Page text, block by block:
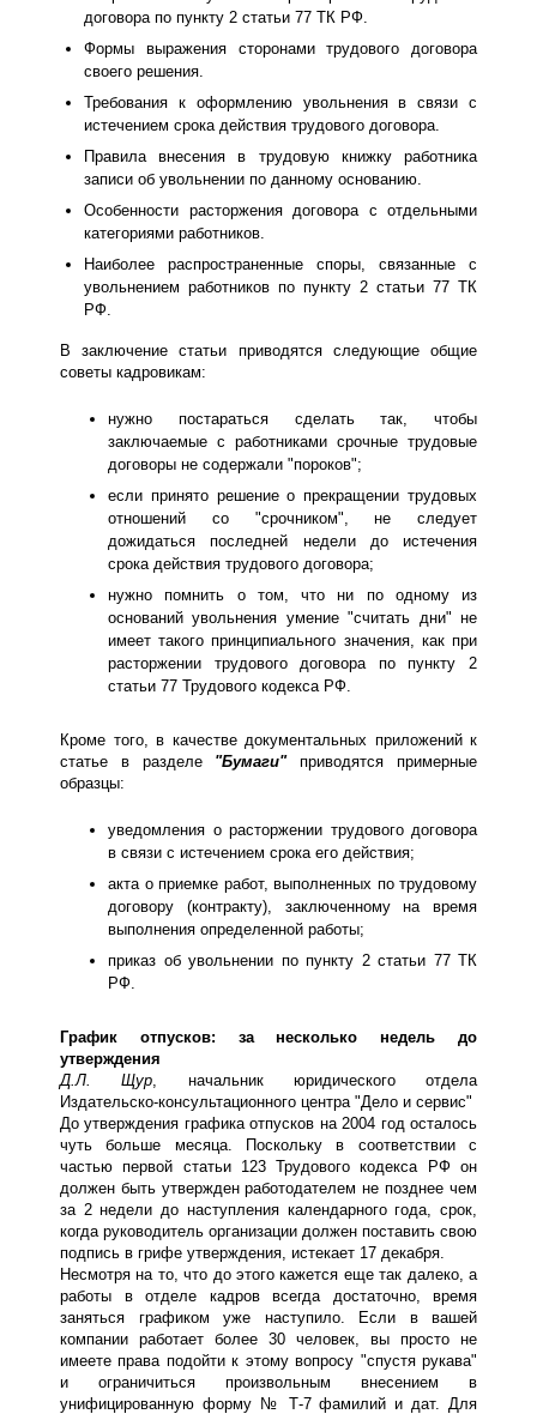
договора по пункту 2 статьи 77 ТК РФ.
Формы выражения сторонами трудового договора
своего решения.
Требования к оформлению увольнения в связи с
истечением срока действия трудового договора.
Правила внесения в трудовую книжку работника
записи об увольнении по данному основанию.
Особенности расторжения договора с отдельными
категориями работников.
Наиболее распространенные споры, связанные с
увольнением работников по пункту 2 статьи 77 ТК
РФ.
В заключение статьи приводятся следующие общие
советы кадровикам:
нужно постараться сделать так, чтобы
заключаемые с работниками срочные трудовые
договоры не содержали "пороков";
если принято решение о прекращении трудовых
отношений со "срочником", не следует
дожидаться последней недели до истечения
срока действия трудового договора;
нужно помнить о том, что ни по одному из
оснований увольнения умение "считать дни" не
имеет такого принципиального значения, как при
расторжении трудового договора по пункту 2
статьи 77 Трудового кодекса РФ.
Кроме того, в качестве документальных приложений к
статье в разделе "Бумаги"приводятся примерные
образцы:
уведомления о расторжении трудового договора
в связи с истечением срока его действия;
акта о приемке работ, выполненных по трудовому
договору (контракту), заключенному на время
выполнения определенной работы;
приказ об увольнении по пункту 2 статьи 77 ТК
РФ.
График отпусков: за несколько недель до
утверждения
Д.Л. Щур, начальник юридического отдела
Издательско-консультационного центра "Дело и сервис"
До утверждения графика отпусков на 2004 год осталось
чуть больше месяца. Поскольку в соответствии с
частью первой статьи 123 Трудового кодекса РФ он
должен быть утвержден работодателем не позднее чем
за 2 недели до наступления календарного года, срок,
когда руководитель организации должен поставить свою
подпись в грифе утверждения, истекает 17 декабря.
Несмотря на то, что до этого кажется еще так далеко, а
работы в отделе кадров всегда достаточно, время
заняться графиком уже наступило. Если в вашей
компании работает более 30 человек, вы просто не
имеете права подойти к этому вопросу "спустя рукава"
и ограничиться произвольным внесением в
унифицированную форму № Т-7 фамилий и дат. Для